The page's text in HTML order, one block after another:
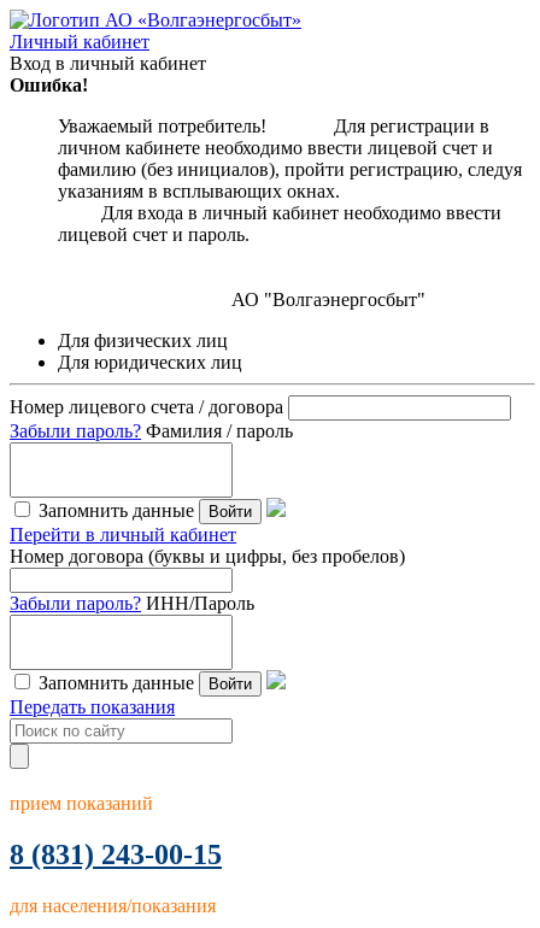
Личный кабинет
Вход в личный кабинет
Ошибка!
Уважаемый потребитель! Для регистрации в
личном кабинете необходимо ввести лицевой счет и
фамилию (без инициалов), пройти регистрацию, следуя
указаниям в всплывающих окнах.
Для входа в личный кабинет необходимо ввести
лицевой счет и пароль.
АО "Волгаэнергосбыт"
Для физических лиц
Для юридических лиц
Номер лицевого счета / договора
Забыли пароль? Фамилия / пароль
Запомнить данные Войти
Перейти в личный кабинет
Номер договора (буквы и цифры, без пробелов)
Забыли пароль? ИНН/Пароль
Запомнить данные Войти
Передать показания
прием показаний
8 (831) 243-00-15
для населения/показания